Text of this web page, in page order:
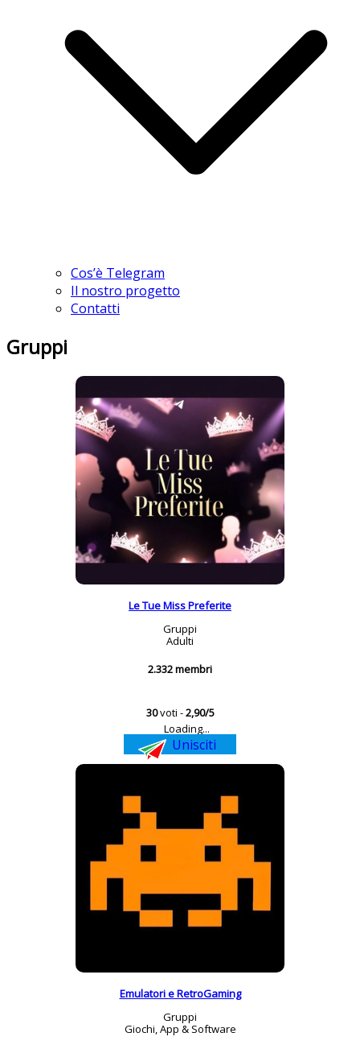
Cos’è Telegram
Il nostro progetto
Contatti
Gruppi
Le Tue Miss Preferite
Gruppi
Adulti
2.332 membri
30voti -2,90/5
Loading...
Unisciti
Emulatori e RetroGaming
Gruppi
Giochi, App & Software